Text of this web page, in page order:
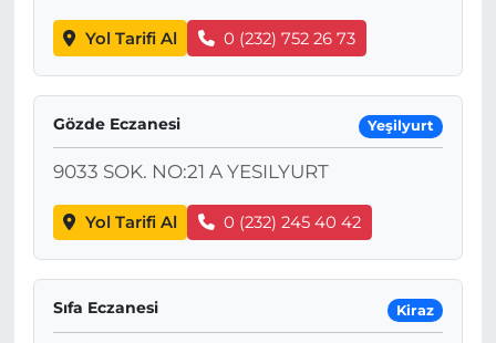
Yol Tarifi Al 0 (232) 752 26 73
Gözde Eczanesi Yeşilyurt
9033 SOK. NO:21 A YESILYURT
Yol Tarifi Al 0 (232) 245 40 42
Sıfa Eczanesi Kiraz